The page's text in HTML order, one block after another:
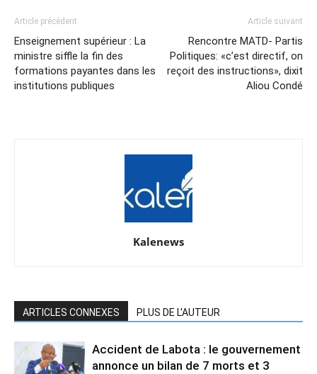
Article précédent
Enseignement supérieur : La
ministre siffle la fin des
formations payantes dans les
institutions publiques
Article suivant
Rencontre MATD- Partis
Politiques: «c’est directif, on
reçoit des instructions», dixit
Aliou Condé
Kalenews
ARTICLES CONNEXES PLUS DE L'AUTEUR
Accident de Labota : le gouvernement
annonce un bilan de 7 morts et 3